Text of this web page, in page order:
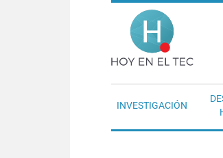
Pasar al contenido principal
INVESTIGACIÓN